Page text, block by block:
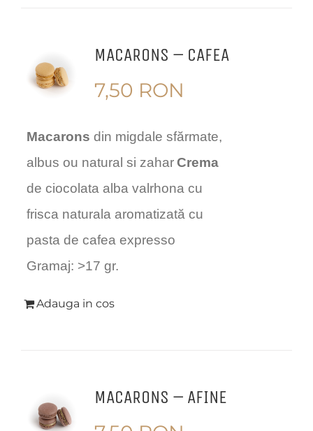
MACARONS – CAFEA
7,50 RON
Macarons din migdale sfărmate,
albus ou natural si zahar Crema
de ciocolata alba valrhona cu
frisca naturala aromatizată cu
pasta de cafea expresso
Gramaj: >17 gr.
Adauga in cos
MACARONS – AFINE